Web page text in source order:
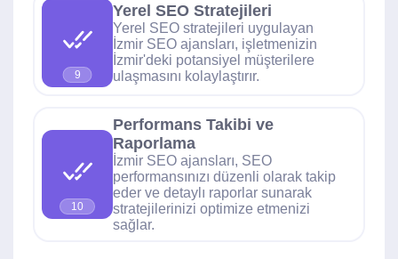
9
Yerel SEO Stratejileri
Yerel SEO stratejileri uygulayan
İzmir SEO ajansları, işletmenizin
İzmir'deki potansiyel müşterilere
ulaşmasını kolaylaştırır.
10
Performans Takibi ve
Raporlama
İzmir SEO ajansları, SEO
performansınızı düzenli olarak takip
eder ve detaylı raporlar sunarak
stratejilerinizi optimize etmenizi
sağlar.